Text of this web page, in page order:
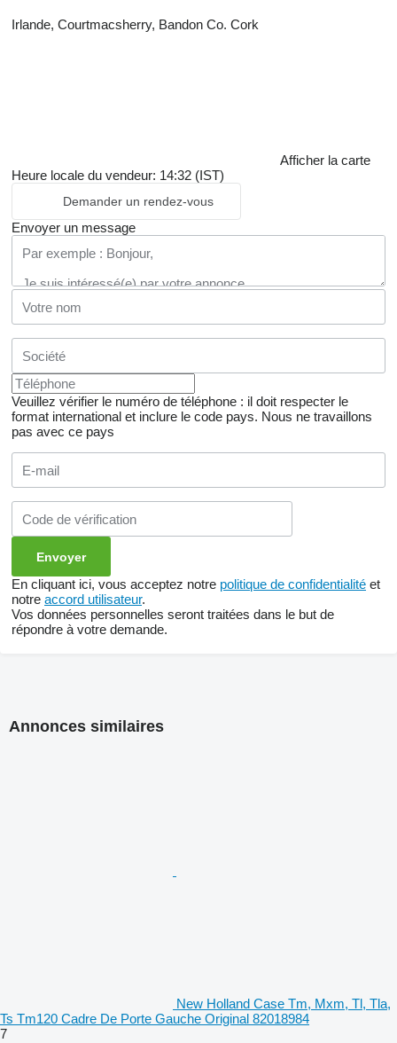
Irlande, Courtmacsherry, Bandon Co. Cork
Afficher la carte
Heure locale du vendeur: 14:32 (IST)
Demander un rendez-vous
Envoyer un message
Veuillez vérifier le numéro de téléphone : il doit respecter le
format international et inclure le code pays. Nous ne travaillons
pas avec ce pays
En cliquant ici, vous acceptez notre politique de confidentialité et
notre accord utilisateur.
Vos données personnelles seront traitées dans le but de
répondre à votre demande.
Annonces similaires
New Holland Case Tm, Mxm, Tl, Tla,
Ts Tm120 Cadre De Porte Gauche Original 82018984
7